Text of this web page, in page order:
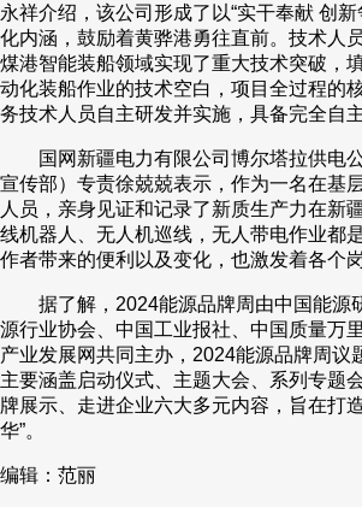
永祥介绍，该公司形成了以“实干奉献 创
化内涵，鼓励着黄骅港勇往直前。技术人
煤港智能装船领域实现了重大技术突破，
动化装船作业的技术空白，项目全过程的
务技术人员自主研发并实施，具备完全自主
国网新疆电力有限公司博尔塔拉供电
宣传部）专责徐兢兢表示，作为一名在基
人员，亲身见证和记录了新质生产力在新
线机器人、无人机巡线，无人带电作业都
作者带来的便利以及变化，也激发着各个
据了解，2024能源品牌周由中国能源
源行业协会、中国工业报社、中国质量万
产业发展网共同主办，2024能源品牌周议
主要涵盖启动仪式、主题大会、系列专题
牌展示、走进企业六大多元内容，旨在打
华”。
编辑：范丽